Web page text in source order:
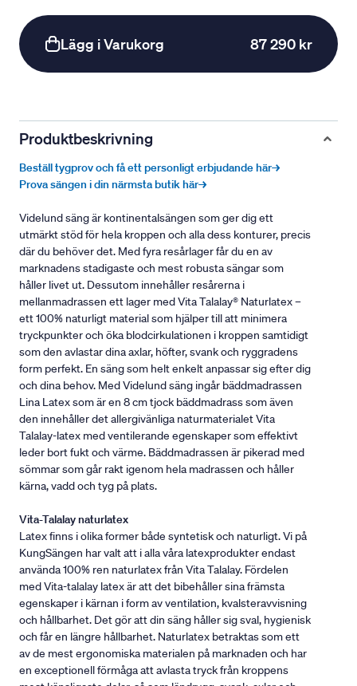
Lägg i Varukorg 87 290 kr
Produktbeskrivning
Beställ tygprov och få ett personligt erbjudande här→
Prova sängen i din närmsta butik här→
Videlund säng är kontinentalsängen som ger dig ett
utmärkt stöd för hela kroppen och alla dess konturer, precis
där du behöver det. Med fyra resårlager får du en av
marknadens stadigaste och mest robusta sängar som
håller livet ut. Dessutom innehåller resårerna i
mellanmadrassen ett lager med Vita Talalay® Naturlatex –
ett 100% naturligt material som hjälper till att minimera
tryckpunkter och öka blodcirkulationen i kroppen samtidigt
som den avlastar dina axlar, höfter, svank och ryggradens
form perfekt. En säng som helt enkelt anpassar sig efter dig
och dina behov. Med Videlund säng ingår bäddmadrassen
Lina Latex som är en 8 cm tjock bäddmadrass som även
den innehåller det allergivänliga naturmaterialet Vita
Talalay-latex med ventilerande egenskaper som effektivt
leder bort fukt och värme. Bäddmadrassen är pikerad med
sömmar som går rakt igenom hela madrassen och håller
kärna, vadd och tyg på plats.
Vita-Talalay naturlatex
Latex finns i olika former både syntetisk och naturligt. Vi på
KungSängen har valt att i alla våra latexprodukter endast
använda 100% ren naturlatex från Vita Talalay. Fördelen
med Vita-talalay latex är att det bibehåller sina främsta
egenskaper i kärnan i form av ventilation, kvalsteravvisning
och hållbarhet. Det gör att din säng håller sig sval, hygienisk
och får en längre hållbarhet. Naturlatex betraktas som ett
av de mest ergonomiska materialen på marknaden och har
en exceptionell förmåga att avlasta tryck från kroppens